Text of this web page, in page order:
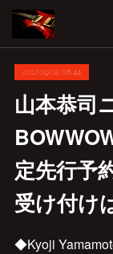
2017.09.02 08:44
山本恭司
定先行予
受け付け
◆Kyoji